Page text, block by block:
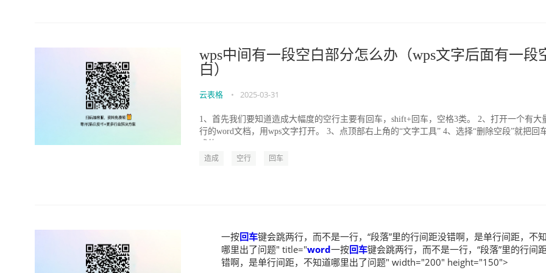
wps中间有一段空白部分怎么办（wps文字后面有一段
白）
云表格 • 2025-03-31
1、首先我们要知道造成大幅度的空行主要有回车，shift+回车，空格3类。 2、打开一个有大
行的word文档，用wps文字打开。 3、点顶部右上角的“文字工具” 4、选择“删除空段”就把回
造成 空行 回车
一按回车键会跳两行，而不是一行，“段落”里的行间距没错啊，是单行间距，不
哪里出了问题" title="word一按回车键会跳两行，而不是一行，“段落”里的行间
错啊，是单行间距，不知道哪里出了问题" width="200" height="150">